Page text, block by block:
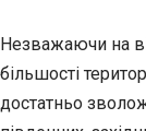
Незважаючи на
більшості
достатньо